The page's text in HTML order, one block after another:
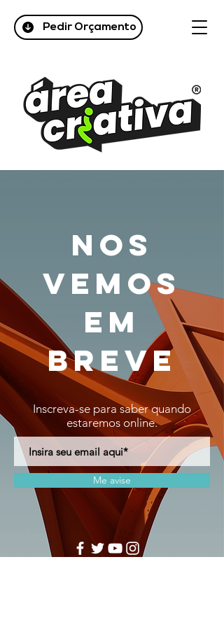
Pedir Orçamento
Nos
vemos
em
breve
Inscreva-se para saber quando
estaremos online.
Me avise